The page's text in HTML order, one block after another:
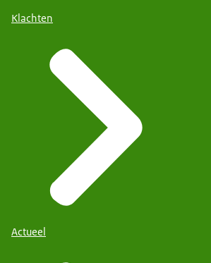
Klachten
Actueel